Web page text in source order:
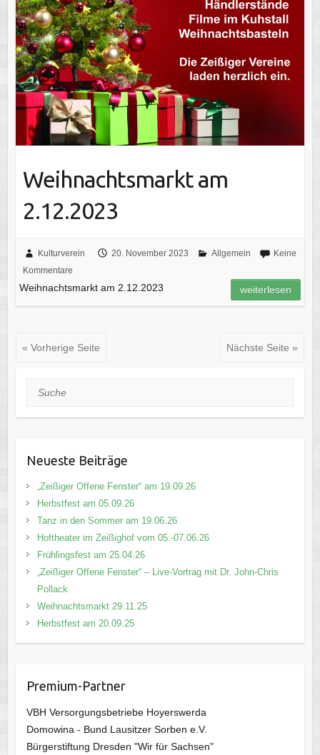
Weihnachtsmarkt am
2.12.2023
Kulturverein 20. November 2023 Allgemein
Keine
Kommentare
Weihnachtsmarkt am 2.12.2023 weiterlesen
« Vorherige Seite Nächste Seite »
Suche
Neueste Beiträge
„Zeißiger Offene Fenster“ am 19.09.26
Herbstfest am 05.09.26
Tanz in den Sommer am 19.06.26
Hoftheater im Zeißighof vom 05.-07.06.26
Frühlingsfest am 25.04.26
„Zeißiger Offene Fenster“ – Live-Vortrag mit Dr. John-Chris
Pollack
Weihnachtsmarkt 29.11.25
Herbstfest am 20.09.25
Premium-Partner
VBH Versorgungsbetriebe Hoyerswerda
Domowina - Bund Lausitzer Sorben e.V.
Bürgerstiftung Dresden "Wir für Sachsen"